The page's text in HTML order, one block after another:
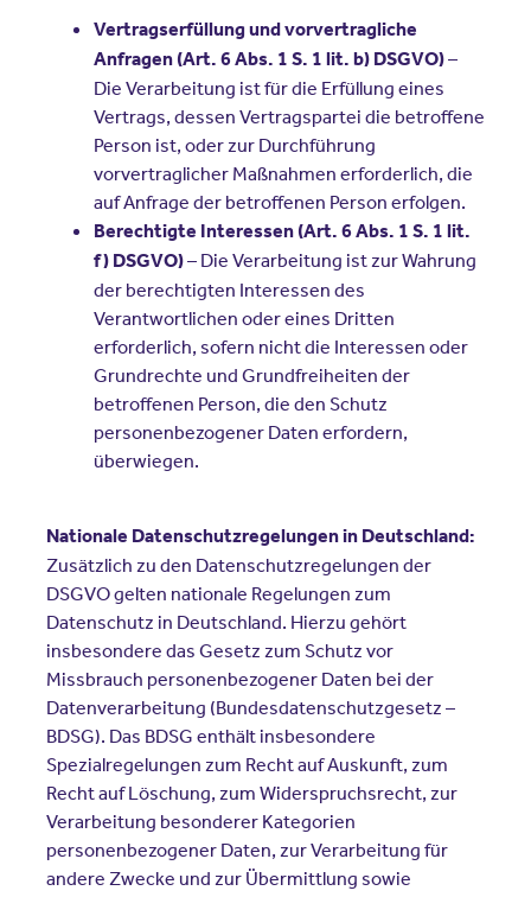
Vertragserfüllung und vorvertragliche
Anfragen (Art. 6 Abs. 1 S. 1 lit. b) DSGVO)–
Die Verarbeitung ist für die Erfüllung eines
Vertrags, dessen Vertragspartei die betroffene
Person ist, oder zur Durchführung
vorvertraglicher Maßnahmen erforderlich, die
auf Anfrage der betroffenen Person erfolgen.
Berechtigte Interessen (Art. 6 Abs. 1 S. 1 lit.
f) DSGVO)– Die Verarbeitung ist zur Wahrung
der berechtigten Interessen des
Verantwortlichen oder eines Dritten
erforderlich, sofern nicht die Interessen oder
Grundrechte und Grundfreiheiten der
betroffenen Person, die den Schutz
personenbezogener Daten erfordern,
überwiegen.
Nationale Datenschutzregelungen in Deutschland:
Zusätzlich zu den Datenschutzregelungen der
DSGVO gelten nationale Regelungen zum
Datenschutz in Deutschland. Hierzu gehört
insbesondere das Gesetz zum Schutz vor
Missbrauch personenbezogener Daten bei der
Datenverarbeitung (Bundesdatenschutzgesetz –
BDSG). Das BDSG enthält insbesondere
Spezialregelungen zum Recht auf Auskunft, zum
Recht auf Löschung, zum Widerspruchsrecht, zur
Verarbeitung besonderer Kategorien
personenbezogener Daten, zur Verarbeitung für
andere Zwecke und zur Übermittlung sowie